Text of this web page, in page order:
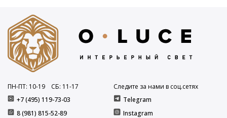
+7 (495) 119-73-03
8 (981) 815-52-89
ПН-ПТ: 10-19 СБ: 11-17
Следите за нами в соц.сетях
Telegram
Instagram